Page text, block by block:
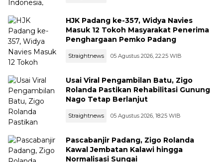
HJK Padang ke-357, Widya Navies
Masuk 12 Tokoh Masyarakat Penerima
Penghargaan Pemko Padang
Straightnews 05 Agustus 2026, 22:25 WIB
Usai Viral Pengambilan Batu, Zigo
Rolanda Pastikan Rehabilitasi Gunung
Nago Tetap Berlanjut
Straightnews 05 Agustus 2026, 18:25 WIB
Pascabanjir Padang, Zigo Rolanda
Kawal Jembatan Kalawi hingga
Normalisasi Sungai